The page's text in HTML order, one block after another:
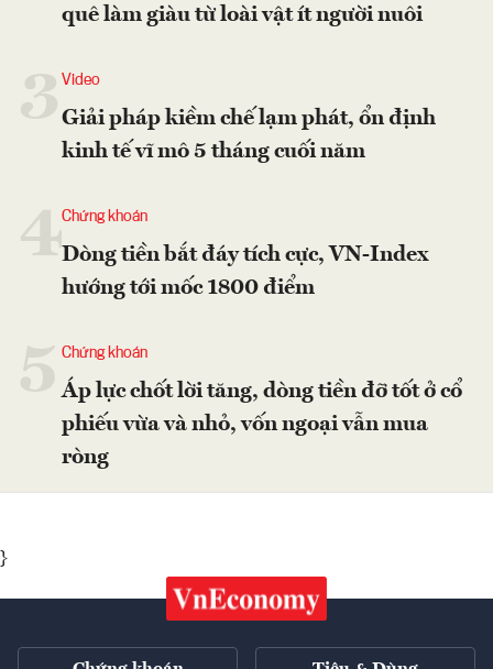
quê làm giàu từ loài vật ít người nuôi
Video
Giải pháp kiềm chế lạm phát, ổn định
kinh tế vĩ mô 5 tháng cuối năm
4Chứng khoán
Dòng tiền bắt đáy tích cực, VN-Index
hướng tới mốc 1800 điểm
Chứng khoán
Áp lực chốt lời tăng, dòng tiền đỡ tốt ở cổ
phiếu vừa và nhỏ, vốn ngoại vẫn mua
ròng
}